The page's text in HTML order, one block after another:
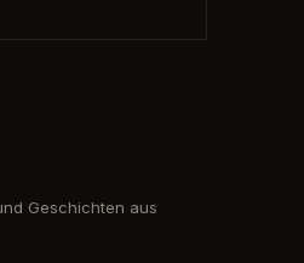
Geschichten aus